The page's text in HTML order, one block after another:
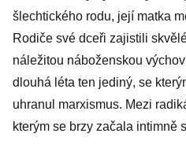
šlechtického rodu, její matka
Rodiče své dceři zajistili
náležitou náboženskou
dlouhá léta ten jediný, se
uhranul marxismus. Mezi
kterým se brzy začala intimně